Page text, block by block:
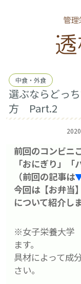
中食・外食
選ぶならどっ
方 Part.2
前回のコンビニ
「おにぎり」「
（前回の記事は
今回は【お弁当
について紹介しま
※女子栄養大学
ます。
具材によって成
さい。